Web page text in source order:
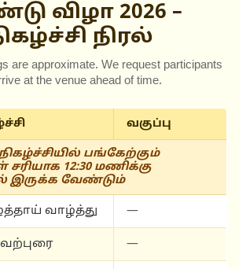
விழா 2026 –
நிரல்
are approximate. We request participants
at the venue ahead of time.
வகுப்பு
பங்கேற்கும்
12:30 மணிக்கு
இருக்க வேண்டும்
வாழ்த்து —
—